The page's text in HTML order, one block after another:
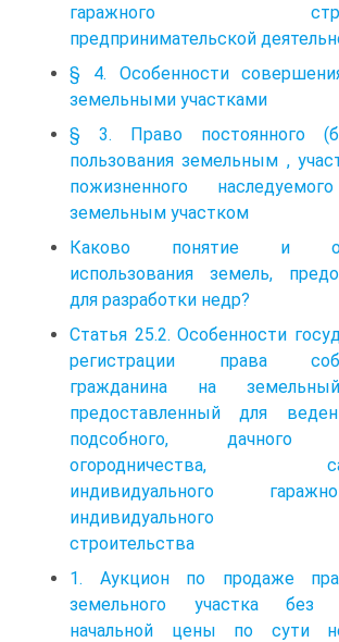
гаражного
предпринимательской
§ 4. Особенности
земельными участками
§ 3. Право постоянного
пользования земельным ,
пожизненного
земельным участком
Каково понятие и
использования земель,
для разработки недр?
Статья 25.2. Особенности
регистрации права
гражданина на
предоставленный для
подсобного, дачного
огородничества,
индивидуального
индивидуального
строительства
1. Аукцион по продаже
земельного участка без
начальной цены по сути